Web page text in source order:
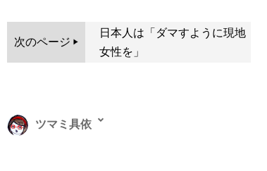
次のページ
日本人は「ダマすように現地
女性を」
ツマミ具依